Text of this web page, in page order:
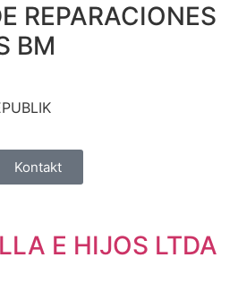
REPARACIONES
BM
Kontakt
E HIJOS LTDA